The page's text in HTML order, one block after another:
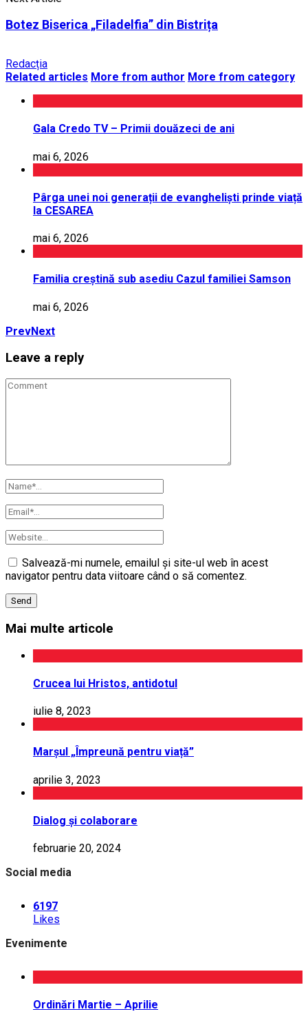
Botez Biserica „Filadelfia” din Bistrița
Redacția
Related articles More from author More from category
Gala Credo TV – Primii douăzeci de ani
mai 6, 2026
Pârga unei noi generații de evangheliști prinde viață
la CESAREA
mai 6, 2026
Familia creștină sub asediu Cazul familiei Samson
mai 6, 2026
PrevNext
Leave a reply
Salvează-mi numele, emailul și site-ul web în acest
navigator pentru data viitoare când o să comentez.
Mai multe articole
Crucea lui Hristos, antidotul
iulie 8, 2023
Marșul „Împreună pentru viață”
aprilie 3, 2023
Dialog și colaborare
februarie 20, 2024
Social media
6197
Likes
Evenimente
Ordinări Martie – Aprilie